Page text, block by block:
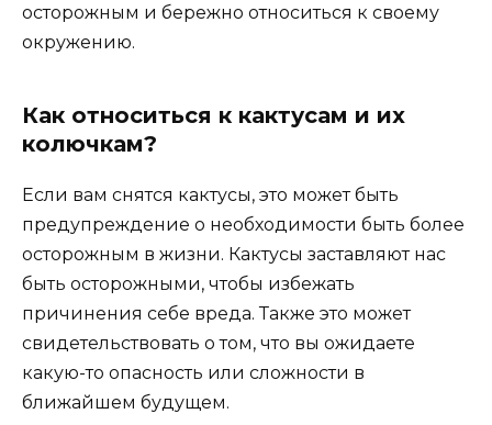
осторожным и бережно относиться к своему
окружению.
Как относиться к кактусам и их
колючкам?
Если вам снятся кактусы, это может быть
предупреждение о необходимости быть более
осторожным в жизни. Кактусы заставляют нас
быть осторожными, чтобы избежать
причинения себе вреда. Также это может
свидетельствовать о том, что вы ожидаете
какую-то опасность или сложности в
ближайшем будущем.